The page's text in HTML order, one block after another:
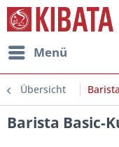
Menü
Übersicht
Barista Basic-